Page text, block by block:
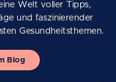
Welt voller Tipps,
und faszinierender
Gesundheitsthemen.
Blog